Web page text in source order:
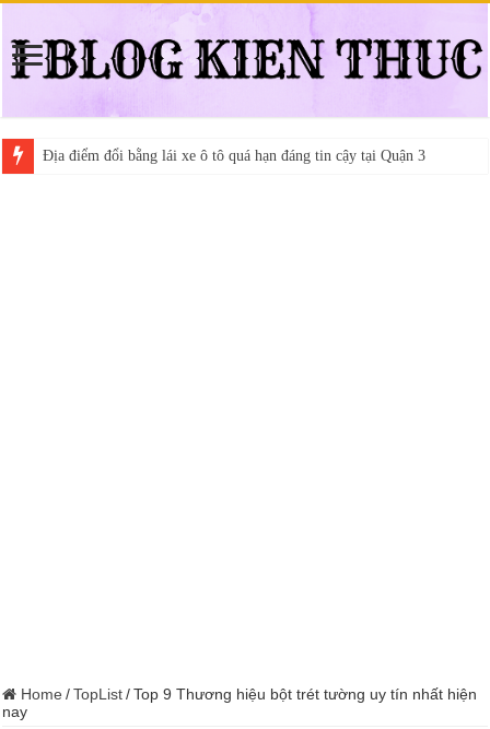
Địa điểm đổi bằng lái xe ô tô quá hạn đáng tin cậy tại Quận 3
Trung tâm nào học thi giấy phép lái xe hạng A (A2 cũ), A1 uy tín tại
Home / TopList / Top 9 Thương hiệu bột trét tường uy tín nhất hiện
nay